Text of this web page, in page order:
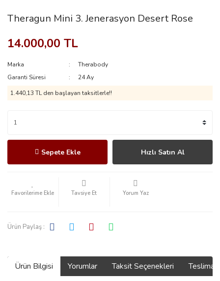
Theragun Mini 3. Jenerasyon Desert Rose
14.000,00 TL
Marka
Therabody
Garanti Süresi
24 Ay
1.440,13 TL den başlayan taksitlerle!!
Sepete Ekle Hızlı Satın Al
Tavsiye Et Yorum Yaz
Ürün Paylaş :
Ürün Bilgisi Yorumlar Taksit Seçenekleri